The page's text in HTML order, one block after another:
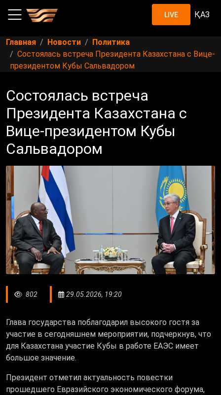
LIVE ҚАЗ
Главная Новости
Политика
Состоялась встреча Президента Казахстана с Вице-
президентом Кубы Сальвадором
Состоялась встреча
Президента Казахстана с
Вице-президентом Кубы
Сальвадором
802 29.05.2026, 19:20
Глава государства поблагодарил высокого гостя за
участие в сегодняшнем мероприятии, подчеркнув, что
для Казахстана участие Кубы в работе ЕАЭС имеет
большое значение.
Президент отметил актуальность повестки
прошедшего Евразийского экономического форума,